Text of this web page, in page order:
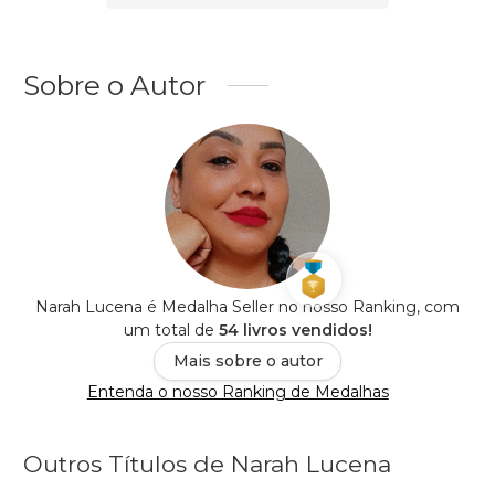
Sobre o Autor
Narah Lucena é Medalha Seller no nosso Ranking, com
um total de 54 livros vendidos!
Mais sobre o autor
Entenda o nosso Ranking de Medalhas
Outros Títulos de Narah Lucena